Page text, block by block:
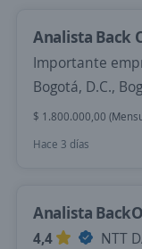
Analista Back
Importante
Bogotá, D.C.,
$ 1.800.000,00
Hace 3 días
Analista
4,4
NTT